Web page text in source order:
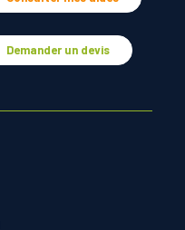
Demander un devis